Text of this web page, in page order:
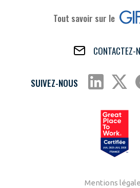
Tout savoir sur le
CONTACTEZ-
SUIVEZ-NOUS
Mentions